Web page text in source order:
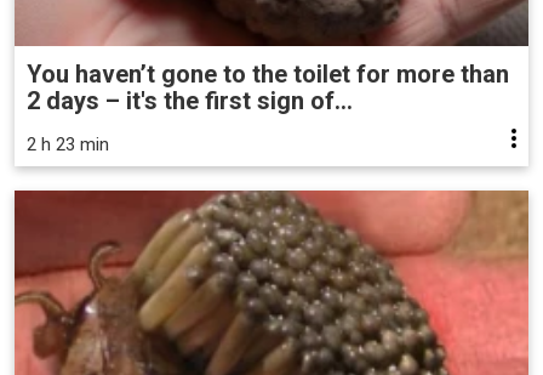
You haven’t gone to the toilet for more than
2 days – it's the first sign of...
2 h 23 min